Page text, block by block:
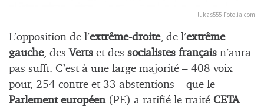
lukas555-Fotolia.com
L’opposition de l’extrême-droite, de l’extrême
gauche, des Verts et des socialistes français n’aura
pas suffi. C’est à une large majorité – 408 voix
pour, 254 contre et 33 abstentions – que le
Parlement européen(PE) a ratifié le traité CETA